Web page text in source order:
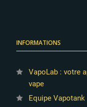
INFORMATIONS
VapoLab : votre
vape
Equipe